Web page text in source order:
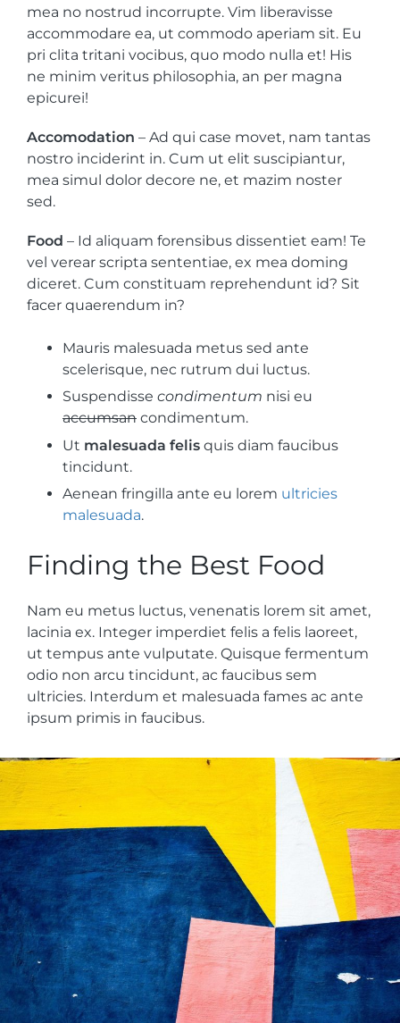
mea no nostrud incorrupte. Vim liberavisse
accommodare ea, ut commodo aperiam sit. Eu
pri clita tritani vocibus, quo modo nulla et! His
ne minim veritus philosophia, an per magna
epicurei!
Accomodation – Ad qui case movet, nam tantas
nostro inciderint in. Cum ut elit suscipiantur,
mea simul dolor decore ne, et mazim noster
sed.
Food – Id aliquam forensibus dissentiet eam! Te
vel verear scripta sententiae, ex mea doming
diceret. Cum constituam reprehendunt id? Sit
facer quaerendum in?
Mauris malesuada metus sed ante
scelerisque, nec rutrum dui luctus.
Suspendisse condimentum nisi eu
accumsan condimentum.
Ut malesuada felis quis diam faucibus
tincidunt.
Aenean fringilla ante eu lorem ultricies
malesuada.
Finding the Best Food
Nam eu metus luctus, venenatis lorem sit amet,
lacinia ex. Integer imperdiet felis a felis laoreet,
ut tempus ante vulputate. Quisque fermentum
odio non arcu tincidunt, ac faucibus sem
ultricies. Interdum et malesuada fames ac ante
ipsum primis in faucibus.